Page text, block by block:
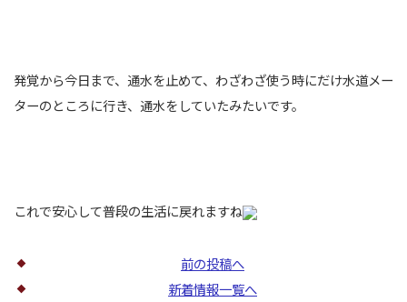
発覚から今日まで、通水を止めて、わざわざ使う時にだけ水道メー
ターのところに行き、通水をしていたみたいです。
これで安心して普段の生活に戻れますね
前の投稿へ
新着情報一覧へ